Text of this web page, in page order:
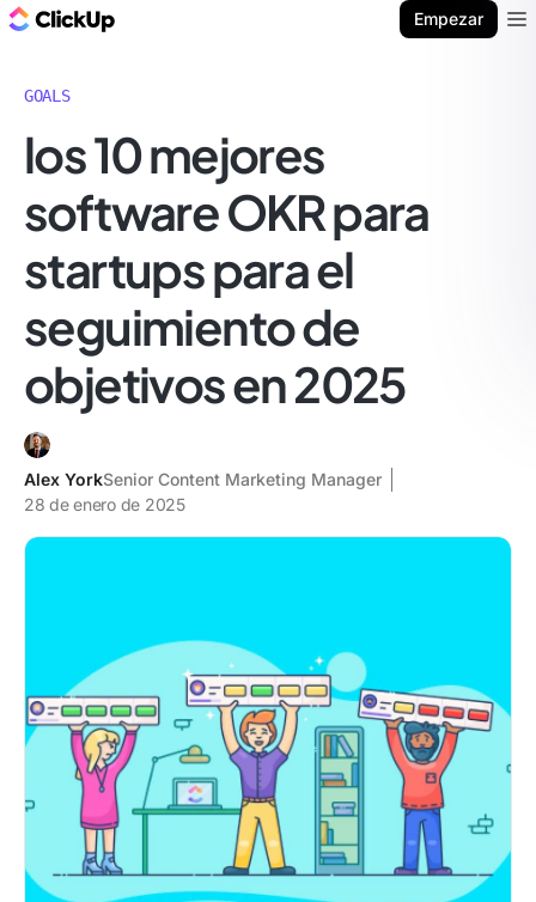
Empezar
GOALS
los 10 mejores
software OKR para
startups para el
seguimiento de
objetivos en 2025
Alex YorkSenior Content Marketing Manager
28 de enero de 2025